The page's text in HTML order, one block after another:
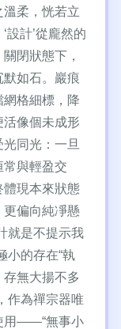
柔，恍若立
設計’從龐然的
閉狀態下，
如石。巖痕
格細標，降
像個未成形
同光：一旦
與輕盈交
體現本來狀態
更偏向純凈懸
就是不提示我
小的存在“執
無大揚不多
作為禪宗器唯
用——“無事小